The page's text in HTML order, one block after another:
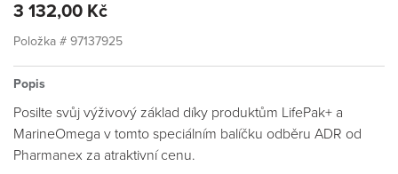
3 132,00 Kč
Položka # 97137925
Popis
Posilte svůj výživový základ díky produktům LifePak+ a
MarineOmega v tomto speciálním balíčku odběru ADR od
Pharmanex za atraktivní cenu.